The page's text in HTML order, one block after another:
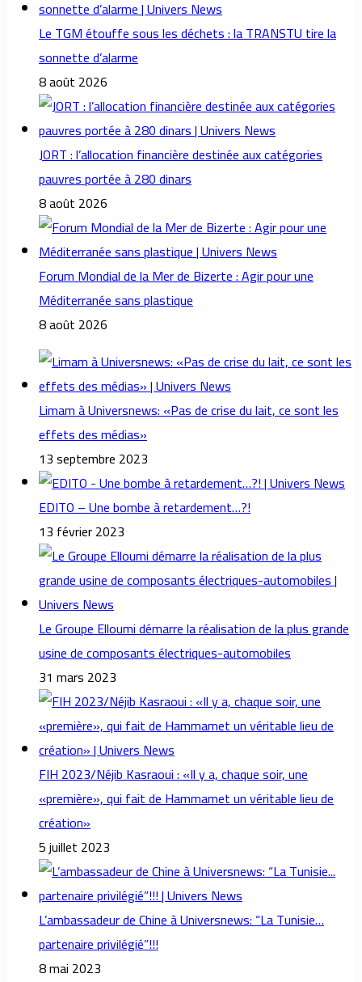
Le TGM étouffe sous les déchets : la TRANSTU tire la
sonnette d’alarme
8 août 2026
JORT : l’allocation financière destinée aux catégories
pauvres portée à 280 dinars
8 août 2026
Forum Mondial de la Mer de Bizerte : Agir pour une
Méditerranée sans plastique
8 août 2026
Limam à Universnews: «Pas de crise du lait, ce sont les
effets des médias»
13 septembre 2023
EDITO – Une bombe à retardement…?!
13 février 2023
Le Groupe Elloumi démarre la réalisation de la plus grande
usine de composants électriques-automobiles
31 mars 2023
FIH 2023/Néjib Kasraoui : «Il y a, chaque soir, une
«première», qui fait de Hammamet un véritable lieu de
création»
5 juillet 2023
L’ambassadeur de Chine à Universnews: “La Tunisie…
partenaire privilégié”!!!
8 mai 2023